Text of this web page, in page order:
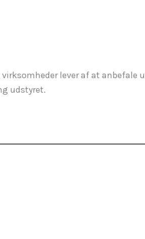
lever af at anbefale
udstyret.